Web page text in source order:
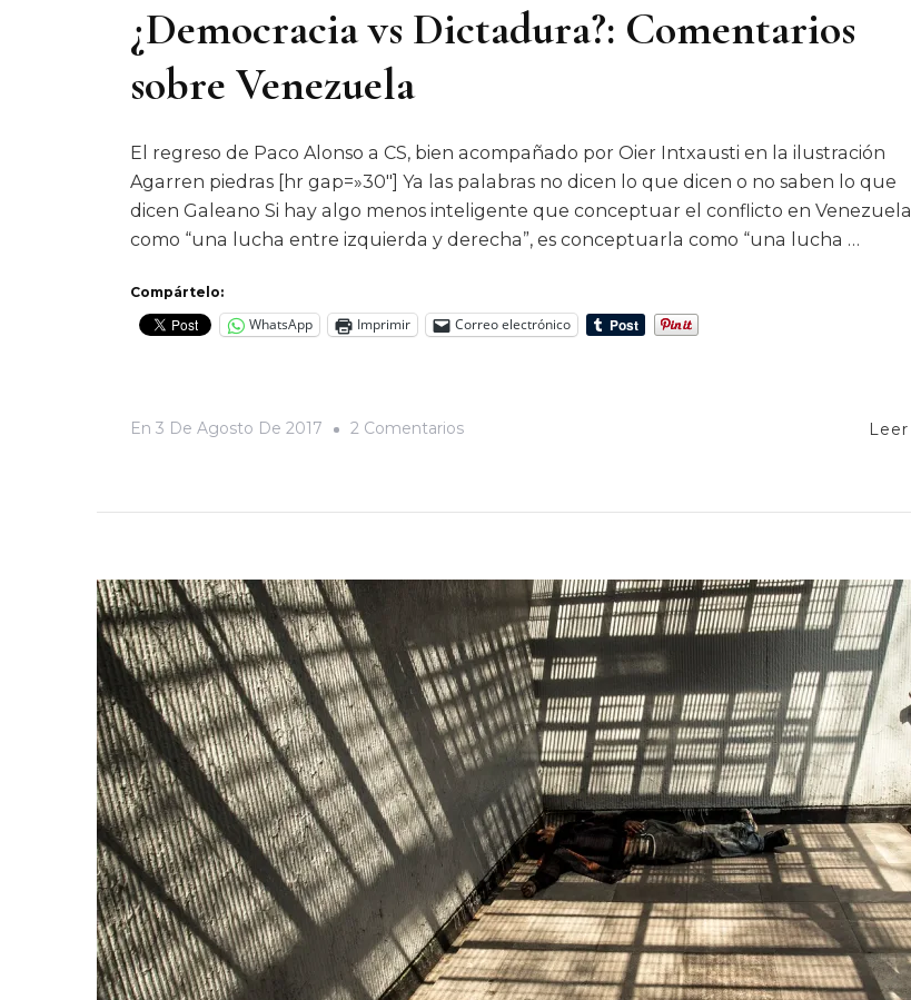
¿Democracia vs Dictadura?: Comentarios
sobre Venezuela
El regreso de Paco Alonso a CS, bien acompañado por Oier Intxausti en la ilustración
Agarren piedras [hr gap=»30″] Ya las palabras no dicen lo que dicen o no saben lo que
dicen Galeano Si hay algo menos inteligente que conceptuar el conflicto en Venezuela
como “una lucha entre izquierda y derecha”, es conceptuarla como “una lucha …
Compártelo:
WhatsApp Imprimir Correo electrónico
En 3 De Agosto De 2017 2 ComentariosEn
Sobre
Venezuela
Leer